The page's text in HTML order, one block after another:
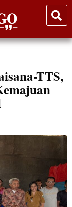
TTS,